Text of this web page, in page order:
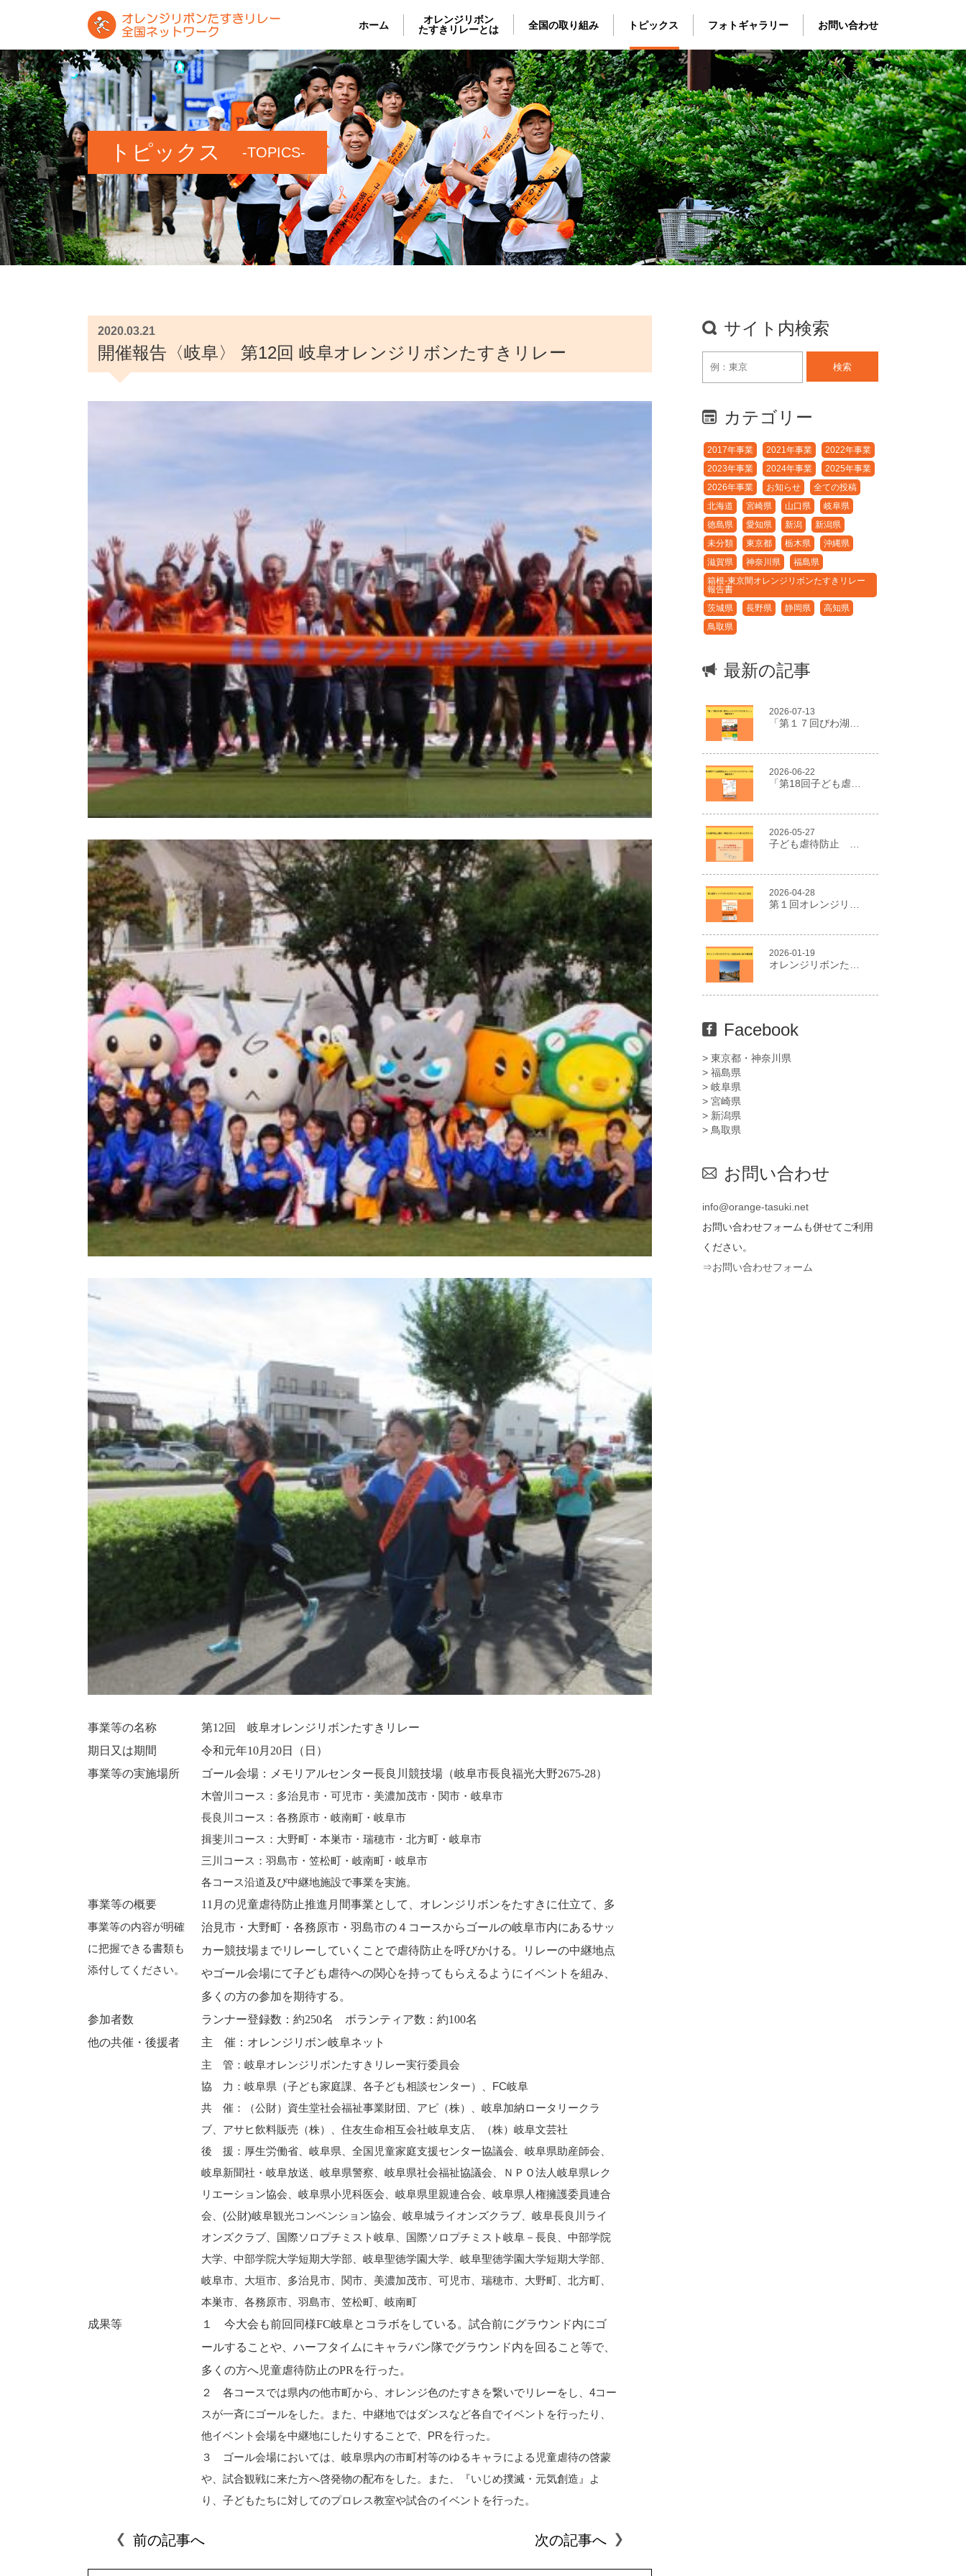
ホーム
オレンジリボン
たすきリレーとは
全国の取り組み トピックス フォトギャラリー お問い合わせ
トピックス -TOPICS-
2020.03.21
開催報告〈岐阜〉 第12回 岐阜オレンジリボンたすきリレー
事業等の名称
第12回 岐阜オレンジリボンたすきリレー
期日又は期間
令和元年10月20日（日）
事業等の実施場所
ゴール会場：メモリアルセンター長良川競技場（岐阜市長良福光大野2675-28）
木曽川コース：多治見市・可児市・美濃加茂市・関市・岐阜市
長良川コース：各務原市・岐南町・岐阜市
揖斐川コース：大野町・本巣市・瑞穂市・北方町・岐阜市
三川コース：羽島市・笠松町・岐南町・岐阜市
各コース沿道及び中継地施設で事業を実施。
事業等の概要
事業等の内容が明確
に把握できる書類も
添付してください。
11月の児童虐待防止推進月間事業として、オレンジリボンをたすきに仕立て、多
治見市・大野町・各務原市・羽島市の４コースからゴールの岐阜市内にあるサッ
カー競技場までリレーしていくことで虐待防止を呼びかける。リレーの中継地点
やゴール会場にて子ども虐待への関心を持ってもらえるようにイベントを組み、
多くの方の参加を期待する。
参加者数
ランナー登録数：約250名 ボランティア数：約100名
他の共催・後援者
主 催：オレンジリボン岐阜ネット
主 管：岐阜オレンジリボンたすきリレー実行委員会
協 力：岐阜県（子ども家庭課、各子ども相談センター）、FC岐阜
共 催：（公財）資生堂社会福祉事業財団、アピ（株）、岐阜加納ロータリークラ
ブ、アサヒ飲料販売（株）、住友生命相互会社岐阜支店、（株）岐阜文芸社
後 援：厚生労働省、岐阜県、全国児童家庭支援センター協議会、岐阜県助産師会、
岐阜新聞社・岐阜放送、岐阜県警察、岐阜県社会福祉協議会、ＮＰＯ法人岐阜県レク
リエーション協会、岐阜県小児科医会、岐阜県里親連合会、岐阜県人権擁護委員連合
会、(公財)岐阜観光コンベンション協会、岐阜城ライオンズクラブ、岐阜長良川ライ
オンズクラブ、国際ソロプチミスト岐阜、国際ソロプチミスト岐阜－長良、中部学院
大学、中部学院大学短期大学部、岐阜聖徳学園大学、岐阜聖徳学園大学短期大学部、
岐阜市、大垣市、多治見市、関市、美濃加茂市、可児市、瑞穂市、大野町、北方町、
本巣市、各務原市、羽島市、笠松町、岐南町
成果等
１ 今大会も前回同様FC岐阜とコラボをしている。試合前にグラウンド内にゴ
ールすることや、ハーフタイムにキャラバン隊でグラウンド内を回ること等で、
多くの方へ児童虐待防止のPRを行った。
２ 各コースでは県内の他市町から、オレンジ色のたすきを繋いでリレーをし、4コー
スが一斉にゴールをした。また、中継地ではダンスなど各自でイベントを行ったり、
他イベント会場を中継地にしたりすることで、PRを行った。
３ ゴール会場においては、岐阜県内の市町村等のゆるキャラによる児童虐待の啓蒙
や、試合観戦に来た方へ啓発物の配布をした。また、『いじめ撲滅・元気創造』よ
り、子どもたちに対してのプロレス教室や試合のイベントを行った。
前の記事へ 次の記事へ
サイト内検索
検索
カテゴリー
2017年事業 2021年事業
2022年事業
2023年事業
2024年事業
2025年事業
2026年事業
お知らせ
全ての投稿
北海道
宮崎県 山口県
岐阜県
徳島県
愛知県 新潟
新潟県
未分類
東京都 栃木県
沖縄県
滋賀県
神奈川県
福島県
箱根-東京間オレンジリボンたすきリレー
報告書
茨城県
長野県 静岡県
高知県
鳥取県
最新の記事
2026-07-13
2026-06-22
2026-05-27
2026-04-28
2026-01-19
Facebook
> 東京都・神奈川県
> 福島県
> 岐阜県
> 宮崎県
> 新潟県
> 鳥取県
お問い合わせ
info@orange-tasuki.net
お問い合わせフォームも併せてご利用
ください。
⇒お問い合わせフォーム